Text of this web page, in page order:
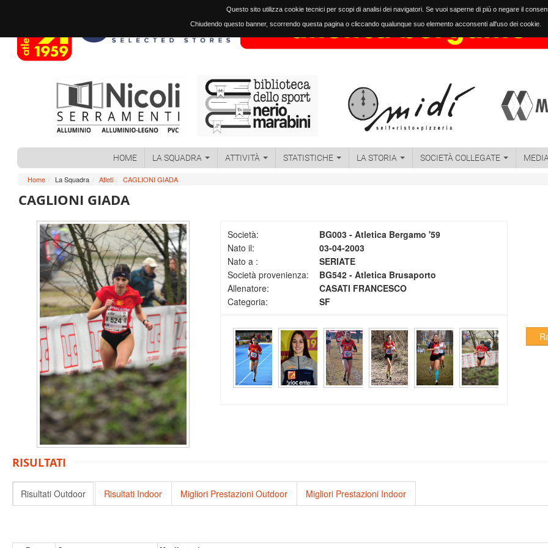
Questo sito utilizza cookie tecnici per scopi di analisi dei navigatori. Se vuoi saperne di più o negare il
Chiudendo questo banner, scorrendo questa pagina o cliccando qualunque suo elemento acconsenti all'uso dei cookie.
HOME LA SQUADRA ATTIVITÀ STATISTICHE LA STORIA SOCIETÀ COLLEGATE MEDIA
Home / La Squadra / Atleti / CAGLIONI GIADA
CAGLIONI GIADA
Società:
BG003 - Atletica Bergamo '59
Nato il:
03-04-2003
Nato a :
SERIATE
Società provenienza:
BG542 - Atletica Brusaporto
Allenatore:
CASATI FRANCESCO
Categoria:
SF
RISULTATI
Risultati Outdoor Risultati Indoor Migliori Prestazioni Outdoor Migliori Prestazioni Indoor